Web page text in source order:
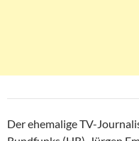
Der ehemalige TV-